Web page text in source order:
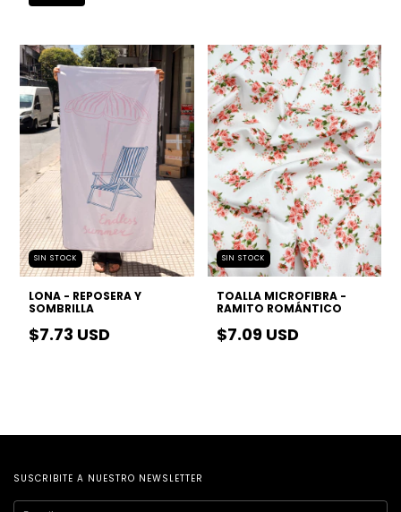
SIN STOCK
LONA - REPOSERA Y
SOMBRILLA
$7.73 USD
SIN STOCK
TOALLA MICROFIBRA -
RAMITO ROMÁNTICO
$7.09 USD
SUSCRIBITE A NUESTRO NEWSLETTER